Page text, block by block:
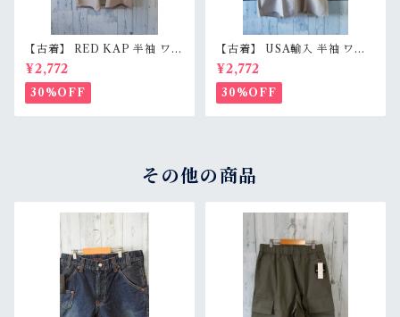
【古着】 RED KAP 半袖 ワー
クシャツ M〜L相当（身幅55c
m） 刺しゅう入り 企業ロゴ レ
ッドキャップ アジ感有 RankC
¥2,772
30%OFF
【古着】 USA輸入 半袖 ワー
クシャツ L（身幅59.5cm）
ベージュグレー スナップボタ
ン 薄手 アメカジ RankB
¥2,772
30%OFF
その他の商品